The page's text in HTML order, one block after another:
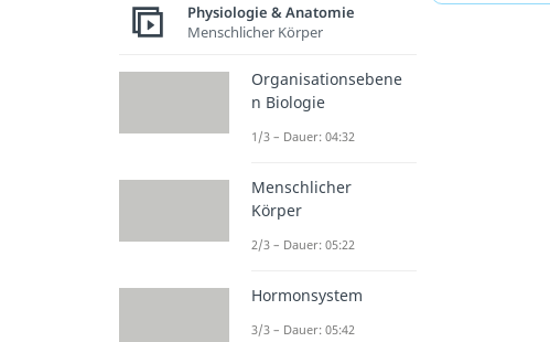
Physiologie & Anatomie
Menschlicher Körper
Organisationsebene
n Biologie
1/3 – Dauer: 04:32
Menschlicher
Körper
2/3 – Dauer: 05:22
Hormonsystem
3/3 – Dauer: 05:42